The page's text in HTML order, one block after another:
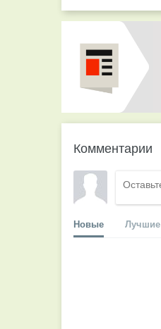
Комментарии
Новые Лучшие